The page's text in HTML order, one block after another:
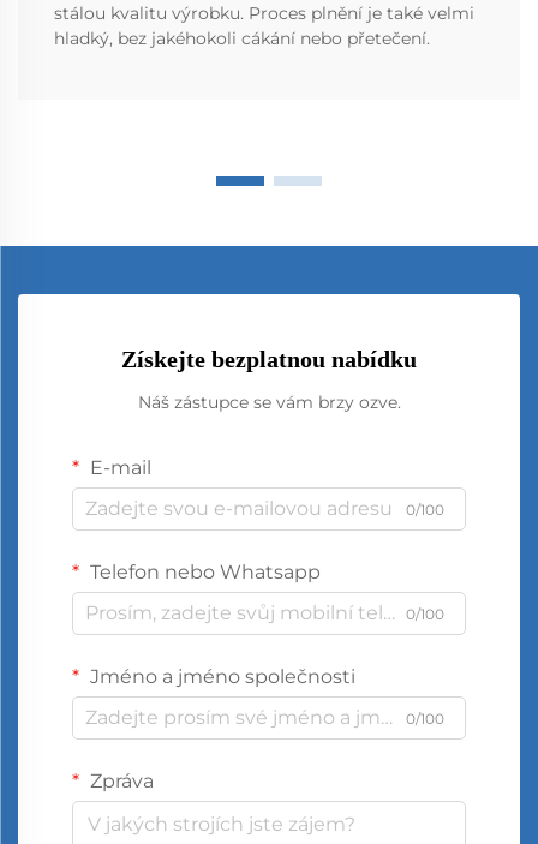
stálou kvalitu výrobku. Proces plnění je také velmi
hladký, bez jakéhokoli cákání nebo přetečení.
Získejte bezplatnou nabídku
Náš zástupce se vám brzy ozve.
E-mail
0/100
Telefon nebo Whatsapp
0/100
Jméno a jméno společnosti
0/100
Zpráva